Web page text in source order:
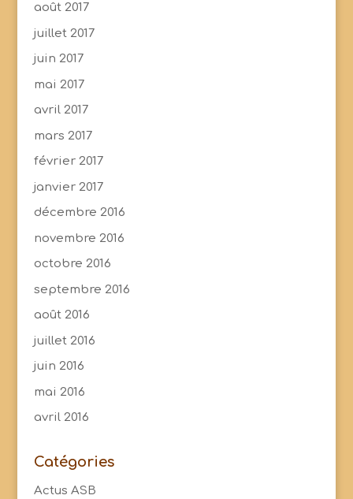
août 2017
juillet 2017
juin 2017
mai 2017
avril 2017
mars 2017
février 2017
janvier 2017
décembre 2016
novembre 2016
octobre 2016
septembre 2016
août 2016
juillet 2016
juin 2016
mai 2016
avril 2016
Catégories
Actus ASB